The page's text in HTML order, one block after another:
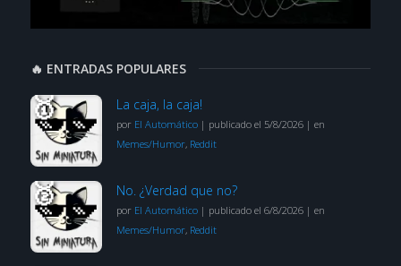
🔥 ENTRADAS POPULARES
La caja, la caja!
por El Automático| publicado el 5/8/2026| en
Memes/Humor, Reddit
No. ¿Verdad que no?
por El Automático| publicado el 6/8/2026| en
Memes/Humor, Reddit